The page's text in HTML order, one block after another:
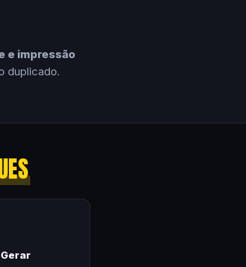
e impressão
duplicado.